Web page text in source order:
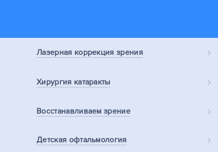
Лазерная коррекция зрения
Хирургия катаракты
Восстанавливаемзрение
Детская офтальмология